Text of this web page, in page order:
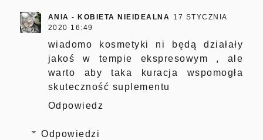
ANIA - KOBIETA NIEIDEALNA 17 STYCZNIA
2020 16:49
wiadomo kosmetyki ni będą działały
jakoś w tempie ekspresowym , ale
warto aby taka kuracja wspomogła
skuteczność suplementu
Odpowiedz
Odpowiedzi